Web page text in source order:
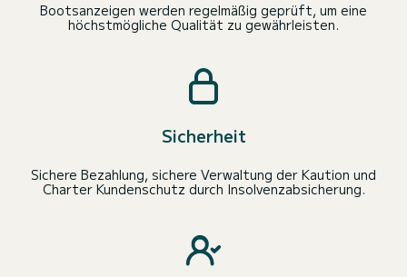
Bootsanzeigen werden regelmäßig geprüft, um eine
höchstmögliche Qualität zu gewährleisten.
Sicherheit
Sichere Bezahlung, sichere Verwaltung der Kaution und
Charter Kundenschutz durch Insolvenzabsicherung.